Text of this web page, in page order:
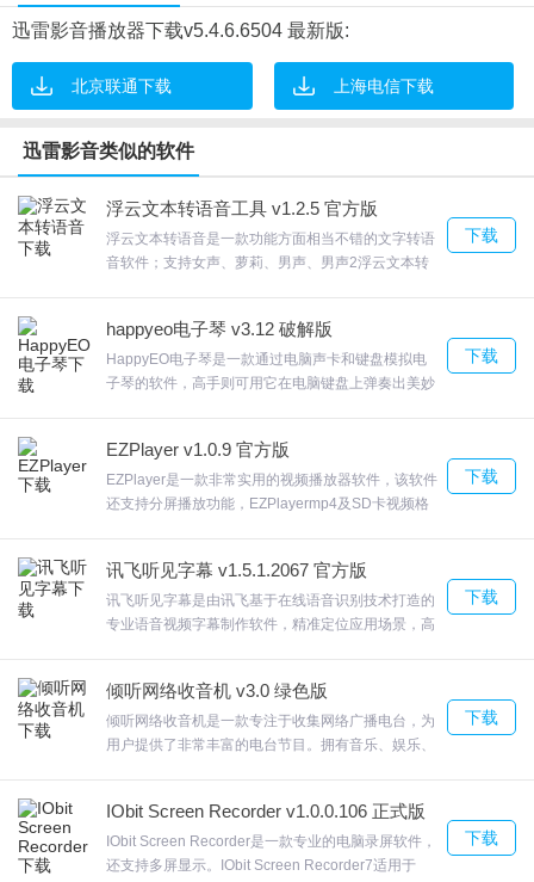
1.自动在线下载影片字幕；
2.全新片库 为您而来汇聚全网视频电影迷?美剧迷?明星迷?。 。 。
4.直接播放Http/Ftp的影音文件，越热门的影片播放越流畅。
5.支持全网点播。
迅雷影音软件特色
1.全网视频加第三方搜索，打造最强搜索 超有品味的编辑，精选新
爆分享 云播/离线空间中的视频无缝同步观看 强势支持小米路由器等
智能设备 简单好用的手势密码，轻松保护隐私 每日刮刮乐，轻松赢
2.全新片库 为您而来汇聚全网视频电影迷?美剧迷?明星迷?。 。 。
3.自动提示影片更新；
4.播放影片时对于播放器显示在屏幕最前端的配置项；
化，隐藏响应时间缩短；, 字幕默认加载位置优化，调低字幕位置；,
清晰度图标优化；, 字幕搜索优化，去掉在线搜索入口；
迅雷影音安装方法
1.在本站下载最新版的迅雷影音安装包，双击运行。
二、点击一键安装或者选择自定义安装，自己选择安装路径，设置
迅雷影音播放器下载v5.4.6.6504 最新版:
北京联通下载 上海电信下载
迅雷影音类似的软件
浮云文本转语音工具 v1.2.5 官方版
浮云文本转语音是一款功能方面相当不错的文字转语
音软件；支持女声、萝莉、男声、男声2浮云文本转
生成等各种场景下的文字转音频需求。欢迎来合众软
件园下载体验。
下载
happyeo电子琴 v3.12 破解版
HappyEO电子琴是一款通过电脑声卡和键盘模拟电
子琴的软件，高手则可用它在电脑键盘上弹奏出美妙
还有模拟弹拨乐器的音色)。欢迎来合众软件园下载体
验。
下载
EZPlayer v1.0.9 官方版
EZPlayer是一款非常实用的视频播放器软件，该软件
还支持分屏播放功能，EZPlayermp4及SD卡视频格
支持剪贴、抓拍、分屏浏览等功能，支持右键播放控
制菜单；欢迎来合众软件园下载体验。
下载
讯飞听见字幕 v1.5.1.2067 官方版
讯飞听见字幕是由讯飞基于在线语音识别技术打造的
专业语音视频字幕制作软件，精准定位应用场景，高
字、教育培训、视频加字幕等功能。讯飞听见字幕一
键压制带字幕视频，欢迎来合众软件园下载体验。
下载
倾听网络收音机 v3.0 绿色版
倾听网络收音机是一款专注于收集网络广播电台，为
用户提供了非常丰富的电台节目。拥有音乐、娱乐、
倾听网络收音机软件集数千个网络电台为一体，欢迎
来合众软件园下载体验。
下载
IObit Screen Recorder v1.0.0.106 正式版
IObit Screen Recorder是一款专业的电脑录屏软件，
还支持多屏显示。IObit Screen Recorder7适用于
下载